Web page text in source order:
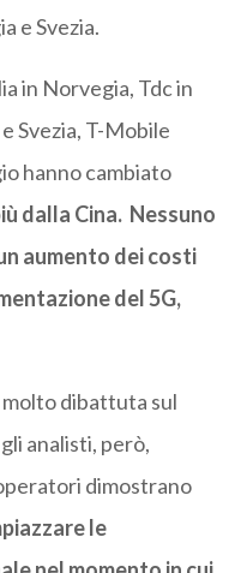
e Svezia.
in Norvegia, Tdc in
Svezia, T-Mobile
hanno cambiato
dalla Cina. Nessuno
aumento dei costi
del 5G,
dibattuta sul
analisti, però,
dimostrano
le